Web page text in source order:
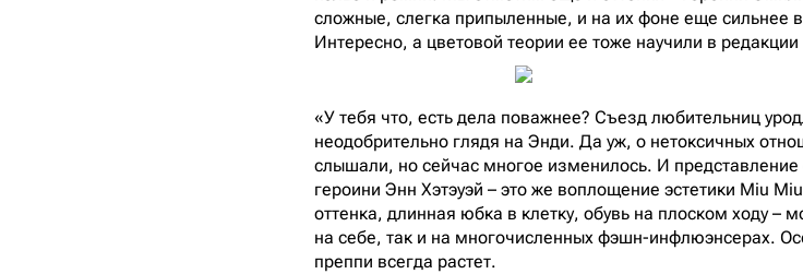
сложные, слегка припыленные, и на их фоне еще сильнее
Интересно, а цветовой теории ее тоже научили в
«У тебя что, есть дела поважнее? Съезд любительниц
неодобрительно глядя на Энди. Да уж, о нетоксичных
слышали, но сейчас многое изменилось. И
героини Энн Хэтэуэй – это же воплощение эстетики Miu
оттенка, длинная юбка в клетку, обувь на плоском ходу –
на себе, так и на многочисленных фэшн-инфлюэнсерах.
преппи всегда растет.